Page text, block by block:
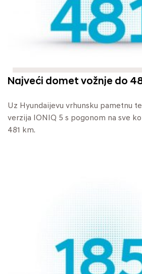
Najveći domet vožnje do
Uz Hyundaijevu vrhunsku pametnu
verzija IONIQ 5 s pogonom na sve
481 km.